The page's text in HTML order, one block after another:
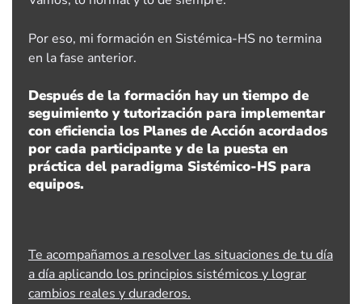
Por eso, mi formación en Sistémica-HS no termina
en la fase anterior.
Después de la formación hay un tiempo de
seguimiento y tutorización para implementar
con eficiencia los Planes de Acción acordados
por cada participante y de la puesta en
práctica del paradigma Sistémico-HS para
equipos.
Te acompañamos a resolver las situaciones de tu día
a día aplicando los principios sistémicos y lograr
cambios reales y duraderos.